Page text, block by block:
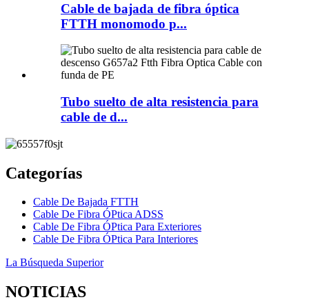
Cable de bajada de fibra óptica
FTTH monomodo p...
Tubo suelto de alta resistencia para
cable de d...
Categorías
Cable De Bajada FTTH
Cable De Fibra ÓPtica ADSS
Cable De Fibra ÓPtica Para Exteriores
Cable De Fibra ÓPtica Para Interiores
La Búsqueda Superior
NOTICIAS